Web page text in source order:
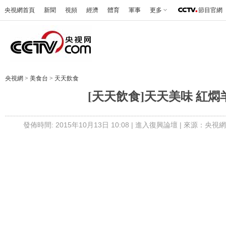
央視網首頁 新聞 視頻 經濟 體育 軍事 更多 節目官網
央視網 > 美食台 > 天天飲食
[天天飲食]天天美味 紅燜
發佈時間: 2015年10月13日 10:08 | 進入復興論壇 | 來源：央視